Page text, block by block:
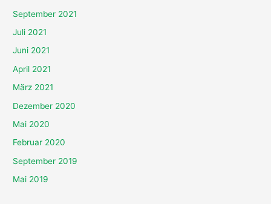
September 2021
Juli 2021
Juni 2021
April 2021
März 2021
Dezember 2020
Mai 2020
Februar 2020
September 2019
Mai 2019